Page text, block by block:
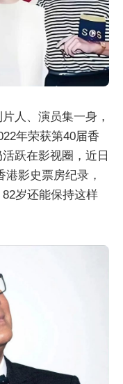
人、演员集一身，
年荣获第40届香
跃在影视圈，近日
影史票房纪录，
岁还能保持这样